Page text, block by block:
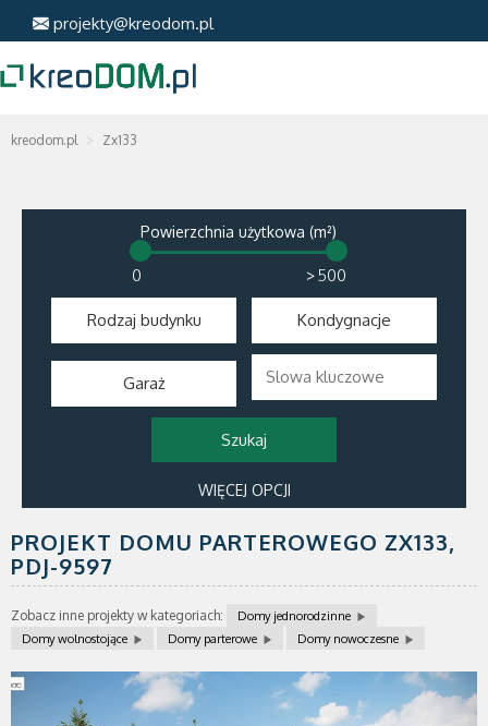
projekty@kreodom.pl
kreodom.pl Zx133
Powierzchnia użytkowa (m²)
>
Rodzaj budynku Kondygnacje
Garaż
WIĘCEJ OPCJI
PROJEKT DOMU PARTEROWEGO ZX133,
PDJ-9597
Zobacz inne projekty w kategoriach:
Domy jednorodzinne
Domy wolnostojące
Domy parterowe Domy nowoczesne